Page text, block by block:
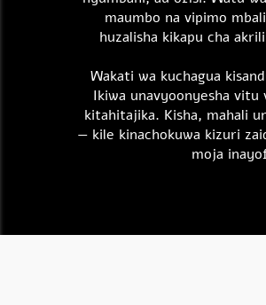
maumbo na vipimo
huzalisha kikapu cha
Wakati wa kuchagua
Ikiwa unavyoonyesha
kitahitajika. Kisha, mahali
— kile kinachokuwa kizuri
moja